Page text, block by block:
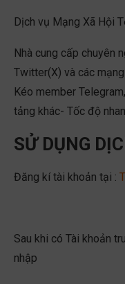
Dịch vụ Mạng Xã Hội
Nhà cung cấp chuyên
Twitter(X) và các
Kéo member
tảng khác- Tốc độ
SỬ DỤNG
Đăng kí tài khoản tại :
Sau khi có Tài khoản
nhập